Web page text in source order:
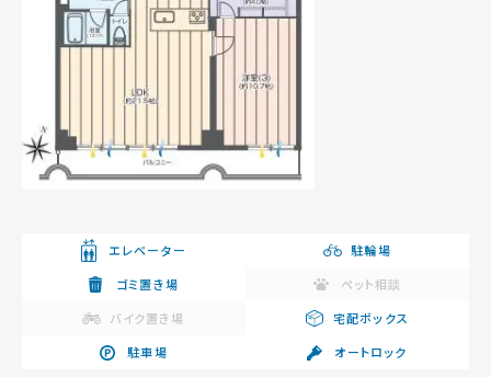
エレベーター
駐輪場
ゴミ置き場
ペット相談
バイク置き場
宅配ボックス
駐車場
オートロック